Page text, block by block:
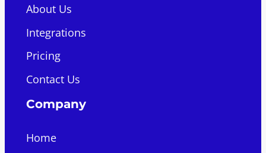
About Us
Integrations
Pricing
Contact Us
Company
Home